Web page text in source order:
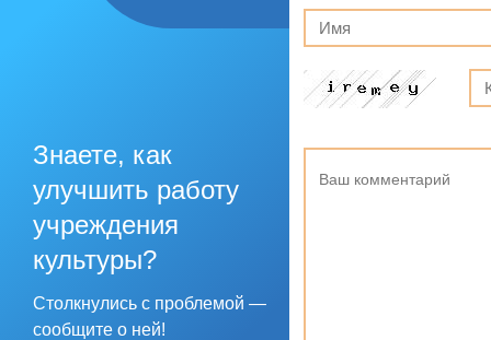
Знаете, как
улучшить работу
учреждения
культуры?
Столкнулись с проблемой —
сообщите о ней!